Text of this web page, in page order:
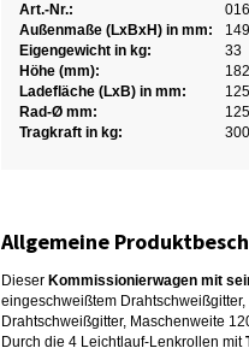
Art.-Nr.:
Außenmaße (LxBxH) in mm:
Eigengewicht in kg:
33
Höhe (mm):
Ladefläche (LxB) in mm:
Rad-Ø mm:
125
Tragkraft in kg:
300
Allgemeine
Dieser Kommissionierwagen mit
eingeschweißtem
Drahtschweißgitter, Maschenweite
Durch die 4 Leichtlauf-Lenkrollen mit